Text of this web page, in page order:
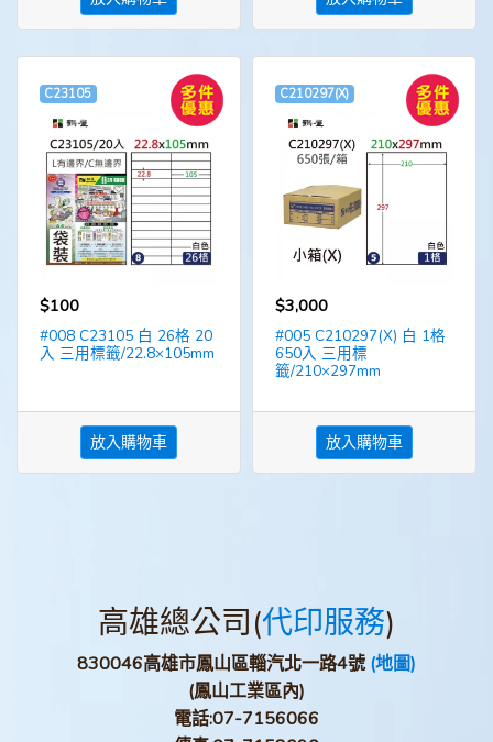
C23105
$100
#008 C23105 白 26格 20
入 三用標籤/22.8×105mm
放入購物車
C210297(X)
$3,000
#005 C210297(X) 白 1格
650入 三用標
籤/210×297mm
放入購物車
高雄總公司(代印服務)
830046高雄市鳳山區輜汽北一路4號(地圖)
(鳳山工業區內)
電話:07-7156066